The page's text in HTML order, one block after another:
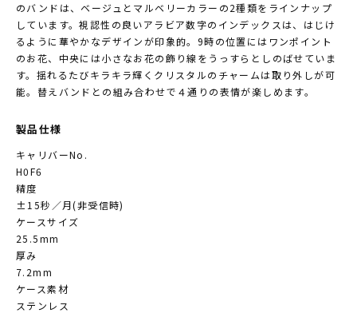
のバンドは、ベージュとマルベリーカラーの2種類をラインナップ
しています。視認性の良いアラビア数字のインデックスは、はじけ
るように華やかなデザインが印象的。9時の位置にはワンポイント
のお花、中央には小さなお花の飾り線をうっすらとしのばせていま
す。揺れるたびキラキラ輝くクリスタルのチャームは取り外しが可
能。替えバンドとの組み合わせで４通りの表情が楽しめます。
製品仕様
キャリバーNo.
H0F6
精度
±15秒／月(非受信時)
ケースサイズ
25.5mm
厚み
7.2mm
ケース素材
ステンレス